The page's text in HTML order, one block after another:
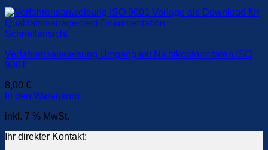
Schnellansicht
Verfahrensanweisung Umgang mit Nichtkonformitäten ISO
9001
8,00 €
In den Warenkorb
inkl. 7 % MwSt.
Ihr direkter Kontakt: